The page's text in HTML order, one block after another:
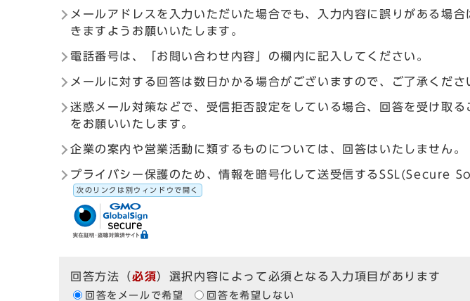
メールアドレスを入力いただいた場合でも、入力内容に誤りがある場
きますようお願いいたします。
電話番号は、「お問い合わせ内容」の欄内に記入してください。
メールに対する回答は数日かかる場合がございますので、ご了承くださ
迷惑メール対策などで、受信拒否設定をしている場合、回答を受け
をお願いいたします。
企業の案内や営業活動に類するものについては、回答はいたしません。
プライバシー保護のため、情報を暗号化して送受信するSSL(Secure
次のリンクは別ウィンドウで開く
回答方法 （必須）選択内容によって必須となる入力項目があります
回答をメールで希望 回答を希望しない